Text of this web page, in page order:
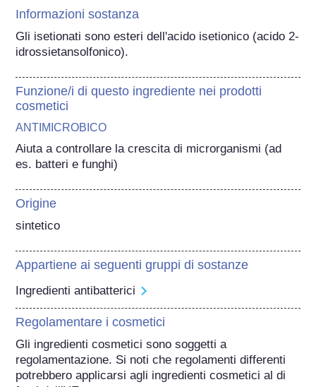
Informazioni sostanza
Gli isetionati sono esteri dell'acido isetionico (acido 2-
idrossietansolfonico).
Funzione/i di questo ingrediente nei prodotti
cosmetici
ANTIMICROBICO
Aiuta a controllare la crescita di microrganismi (ad
es. batteri e funghi)
Origine
sintetico
Appartiene ai seguenti gruppi di sostanze
Ingredienti antibatterici
Regolamentare i cosmetici
Gli ingredienti cosmetici sono soggetti a
regolamentazione. Si noti che regolamenti differenti
potrebbero applicarsi agli ingredienti cosmetici al di